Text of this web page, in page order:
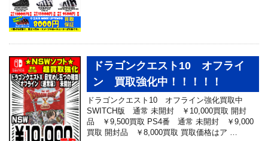
ドラゴンクエスト10 オフライ
ン 買取強化中！！！！！
ドラゴンクエスト10 オフライン強化買取中
SWITCH版 通常 未開封 ￥10,000買取 開封
品 ￥9,500買取 PS4番 通常 未開封 ￥9,000
買取 開封品 ￥8,000買取 買取価格はア …